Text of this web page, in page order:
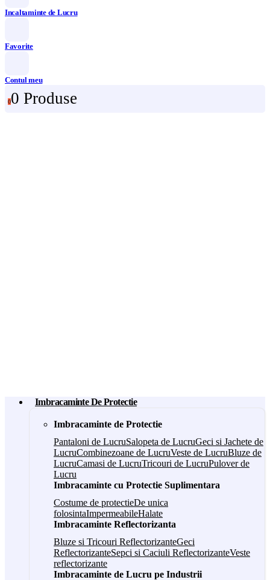
Incaltaminte de Lucru
Favorite
Contul meu
00 Produse
Imbracaminte De Protectie
Imbracaminte de Protectie
Pantaloni de LucruSalopeta de LucruGeci si Jachete de
LucruCombinezoane de LucruVeste de LucruBluze de
LucruCamasi de LucruTricouri de LucruPulover de
Lucru
Imbracaminte cu Protectie Suplimentara
Costume de protectieDe unica
folosintaImpermeabileHalate
Imbracaminte Reflectorizanta
Bluze si Tricouri ReflectorizanteGeci
ReflectorizanteSepci si Caciuli ReflectorizanteVeste
reflectorizante
Imbracaminte de Lucru pe Industrii